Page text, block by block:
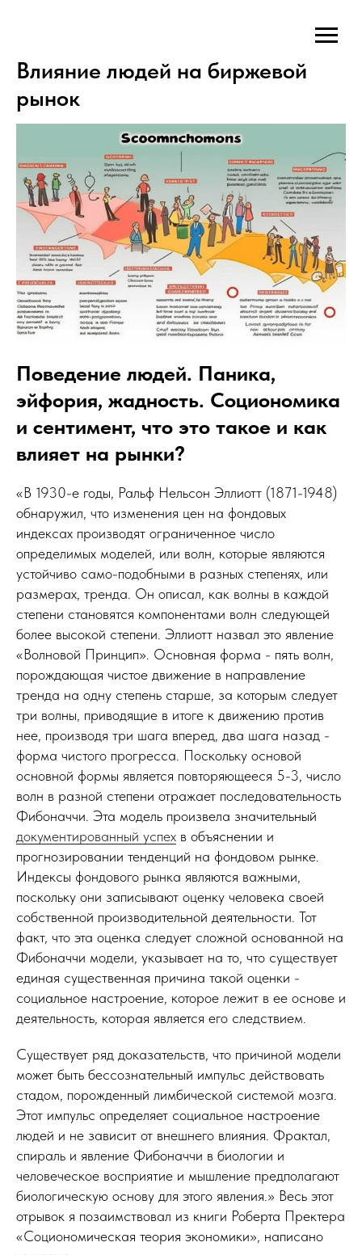
Влияние людей на биржевой
рынок
Поведение людей. Паника,
эйфория, жадность. Социономика
и сентимент, что это такое и как
влияет на рынки?
«В 1930-е годы, Ральф Нельсон Эллиотт (1871-1948)
обнаружил, что изменения цен на фондовых
индексах производят ограниченное число
определимых моделей, или волн, которые являются
устойчиво само-подобными в разных степенях, или
размерах, тренда. Он описал, как волны в каждой
степени становятся компонентами волн следующей
более высокой степени. Эллиотт назвал это явление
«Волновой Принцип». Основная форма - пять волн,
порождающая чистое движение в направление
тренда на одну степень старше, за которым следует
три волны, приводящие в итоге к движению против
нее, производя три шага вперед, два шага назад -
форма чистого прогресса. Поскольку основой
основной формы является повторяющееся 5-3, число
волн в разной степени отражает последовательность
Фибоначчи. Эта модель произвела значительный
документированный успех в объяснении и
прогнозировании тенденций на фондовом рынке.
Индексы фондового рынка являются важными,
поскольку они записывают оценку человека своей
собственной производительной деятельности. Тот
факт, что эта оценка следует сложной основанной на
Фибоначчи модели, указывает на то, что существует
единая существенная причина такой оценки -
социальное настроение, которое лежит в ее основе и
деятельность, которая является его следствием.
Существует ряд доказательств, что причиной модели
может быть бессознательный импульс действовать
стадом, порожденный лимбической системой мозга.
Этот импульс определяет социальное настроение
людей и не зависит от внешнего влияния. Фрактал,
спираль и явление Фибоначчи в биологии и
человеческое восприятие и мышление предполагают
биологическую основу для этого явления.» Весь этот
отрывок я позаимствовал из книги Роберта Пректера
«Социономическая теория экономики», написано